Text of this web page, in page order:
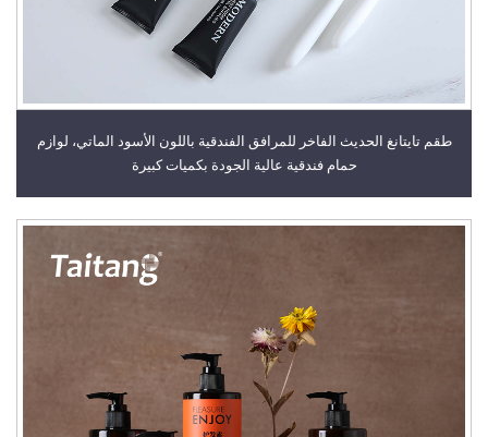
طقم تايتانغ الحديث الفاخر للمرافق الفندقية باللون الأسود الماتي، لوازم
حمام فندقية عالية الجودة بكميات كبيرة